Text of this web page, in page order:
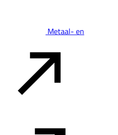
Metaal- en